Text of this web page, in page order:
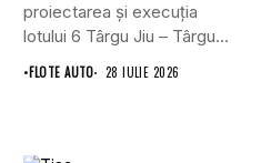
proiectarea și execuția
lotului 6 Târgu Jiu – Târgu
Cărbunești,...
•FLOTE AUTO 28 IULIE 2026